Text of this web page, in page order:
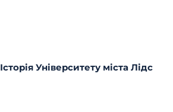
Історія Університету міста Лідс